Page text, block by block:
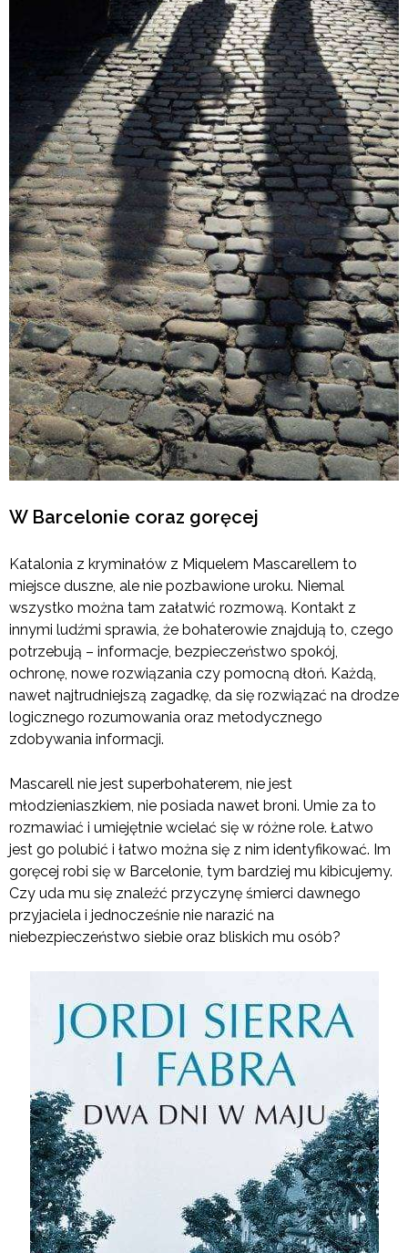
W Barcelonie coraz goręcej
Katalonia z kryminałów z Miquelem Mascarellem to
miejsce duszne, ale nie pozbawione uroku. Niemal
wszystko można tam załatwić rozmową. Kontakt z
innymi ludźmi sprawia, że bohaterowie znajdują to, czego
potrzebują – informacje, bezpieczeństwo spokój,
ochronę, nowe rozwiązania czy pomocną dłoń. Każdą,
nawet najtrudniejszą zagadkę, da się rozwiązać na drodze
logicznego rozumowania oraz metodycznego
zdobywania informacji.
Mascarell nie jest superbohaterem, nie jest
młodzieniaszkiem, nie posiada nawet broni. Umie za to
rozmawiać i umiejętnie wcielać się w różne role. Łatwo
jest go polubić i łatwo można się z nim identyfikować. Im
goręcej robi się w Barcelonie, tym bardziej mu kibicujemy.
Czy uda mu się znaleźć przyczynę śmierci dawnego
przyjaciela i jednocześnie nie narazić na
niebezpieczeństwo siebie oraz bliskich mu osób?